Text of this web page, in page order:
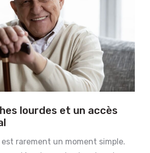
lourdes et un accès
est rarement un moment simple.